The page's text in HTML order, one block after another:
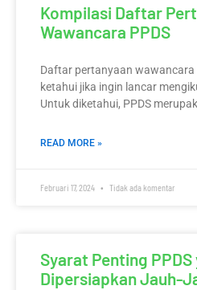
Kompilasi Daftar
Wawancara PPDS
Daftar pertanyaan wawancara
ketahui jika ingin lancar
Untuk diketahui, PPDS
READ MORE »
Februari 17, 2024 Tidak ada komentar
Syarat Penting PPDS
Dipersiapkan Jauh-